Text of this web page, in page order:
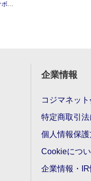
企業情報
コジマネッ
特定商取引
個人情報保
Cookieにつ
企業情報・IR